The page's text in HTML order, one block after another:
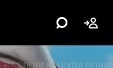
ЧЕЛОВЕК-АКУЛА